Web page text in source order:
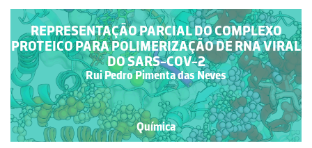
REPRESENTAÇÃO PARCIAL DO COMPLEXO
PROTEICO PARA POLIMERIZAÇÃO DE RNA VIRAL
DO SARS-COV-2
Rui Pedro Pimenta das Neves
Química